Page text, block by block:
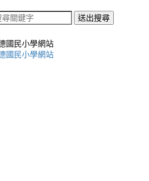
送出搜尋
國民小學網站
國民小學網站